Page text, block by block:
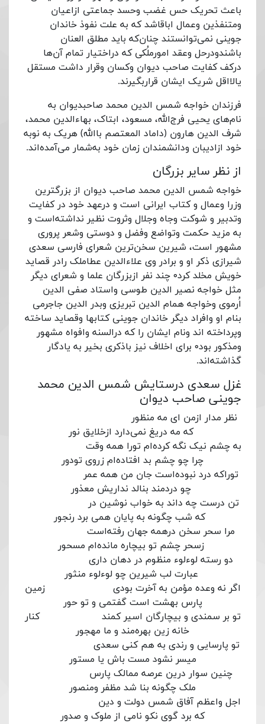
باعث تحریک حس غضب وحسد جماعتی ازاعیان
ومتنفذین وعمال اباقاشد که به علت نفوذ خاندان
جوینی نمی‌توانستند چنان‌که باید مطلق العنان
باشندودرحل وعقد امورملُکی که دراختیار تمام آن‌ها
درکف کفایت صاحب دیوان وکسان وقرار داشت مستقل
یالااقل شریک ایشان قراربگیرند.
فرزندان خواجه شمس الدین محمد صاحبدیوان به
نام‌های یحیی فرج‌الله، مسعود، ابتاک، بهاءالدین محمد،
شرف الدین هارون (داماد المعتصم باالله) هریک به نوبه
خود ازادیبان ودانشمندان زمان خود به‌شمار می‌آمده‌اند.
از نظر سایر بزرگان
خواجه شمس الدین محمد صاحب دیوان از بزرگترین
وزرا وعمال و کتاب ایرانی است و درعهد خود در کفایت
وتدبیر و شوکت وجاه وجلال وثروت نظیر نداشته‌است و
به مزید حکمت وتواضع وفضل و دوستی وشعر پروری
مشهور است، شیرین سخن‌ترین شعرای فارسی سعدی
شیرازی ذکر او و برادر وی علاءالدین عطاملک رادر قصاید
خویش مخلد کرد۰ چند نفر ازبزرگان علما و شعرای دیگر
مثل خواجه نصیر الدین طوسی واستاد صفی الدین
اُرموی وخواجه همام الدین تبریزی وبدر الدین جاجرمی
بنام او وافراد دیگر خاندان جوینی کتابها وقصاید ساخته
وپرداخته اند ونام ایشان را که درالسنه وافواه مشهور
ومذکور بود۰ برای اخلاف نیز باذکری بخیر به یادگار
گذاشته‌اند.
غزل سعدی درستایش شمس الدین محمد
جوینی صاحب دیوان
نظر مدار ازمن ای مه منظور
که مه دریغ نمی‌دارد ازخلایق نور
به چشم نیک نگه کرده‌ام تورا همه وقت
چرا چو چشم بد افتاده‌ام زروی تودور
توراکه درد نبوده‌است جان من همه عمر
چو دردمند بنالد نداریش معذور
تن درست چه داند به خواب نوشین در
که شب چگونه به پایان همی برد رنجور
مرا سحر سخن درهمه جهان رفته‌است
زسحر چشم تو بیچاره مانده‌ام مسحور
دو رسته لوءلوء منظوم در دهان داری
عبارت لب شیرین چو لوءلوء منثور
اگر نه وعده مؤمن به آخرت بودی زمین
پارس بهشت است گفتمی و تو حور
تو بر سمندی و بیچارگان اسیر کمند کنار
خانه زین بهره‌مند و ما مهجور
تو پارسایی و رندی به هم کنی سعدی
میسر نشود مست باش یا مستور
چنین سوار درین عرصه ممالک پارس
ملک چگونه بنا شد مظفر ومنصور
اجل واعظم آفاق شمس دولت و دین
که برد گوی نکو نامی از ملوک و صدور